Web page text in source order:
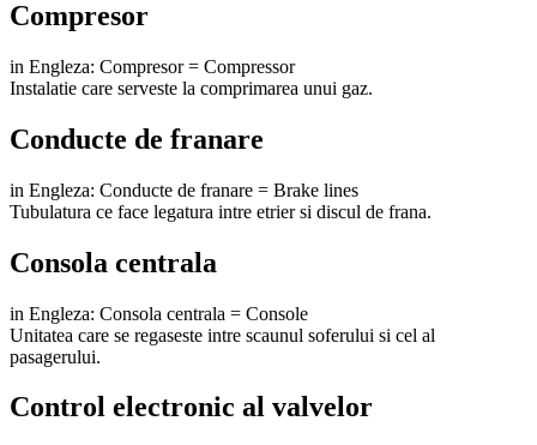
Compresor
in Engleza: Compresor = Compressor
Instalatie care serveste la comprimarea unui gaz.
Conducte de franare
in Engleza: Conducte de franare = Brake lines
Tubulatura ce face legatura intre etrier si discul de frana.
Consola centrala
in Engleza: Consola centrala = Console
Unitatea care se regaseste intre scaunul soferului si cel al
pasagerului.
Control electronic al valvelor